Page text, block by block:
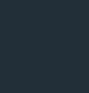
be galimybės jų
ir tiekimo termino
paslaugomis.
taikome
mūsų sandėlio